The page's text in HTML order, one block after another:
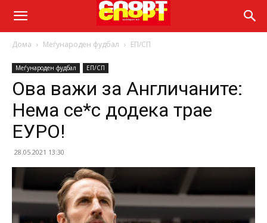
Дома Меѓународен фудбал ЕП/СП
Меѓународен фудбал ЕП/СП
Ова важи за Англичаните:
Нема се*с додека трае
ЕУРО!
28.05.2021 13:30